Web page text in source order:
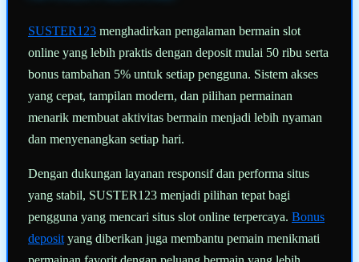
SUSTER123 menghadirkan pengalaman bermain slot
online yang lebih praktis dengan deposit mulai 50 ribu serta
bonus tambahan 5% untuk setiap pengguna. Sistem akses
yang cepat, tampilan modern, dan pilihan permainan
menarik membuat aktivitas bermain menjadi lebih nyaman
dan menyenangkan setiap hari.
Dengan dukungan layanan responsif dan performa situs
yang stabil, SUSTER123 menjadi pilihan tepat bagi
pengguna yang mencari situs slot online terpercaya. Bonus
deposit yang diberikan juga membantu pemain menikmati